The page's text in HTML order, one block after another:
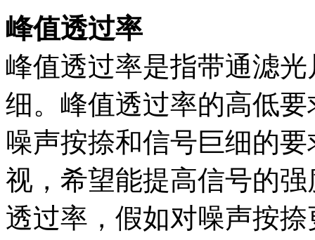
峰值透过率
峰值透过率是指带通滤
细。峰值透过率的高低
噪声按捺和信号巨细的
视，希望能提高信号的
透过率，假如对噪声按